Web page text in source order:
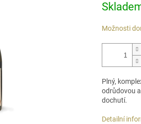
cena:
Možnosti
Plný,
odrůdovou
dochutí.
Detailní